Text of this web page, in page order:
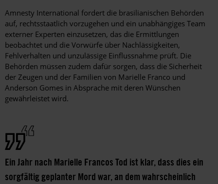
Amnesty International fordert die brasilianischen Behörden
auf, rechtsstaatlich vorzugehen und ein unabhängiges Team
externer Experten einzusetzen, das die Ermittlungen
beobachtet und die Vorwürfe über Nachlässigkeiten,
Fehlverhalten und unzulässige Einflussnahme prüft. Die
Behörden müssen zudem dafür sorgen, dass die Sicherheit
der Zeugen und der Familien von Marielle Franco und
Anderson Gomes in Absprache mit deren Wünschen
gewährleistet wird.
Ein Jahr nach Marielle Francos Tod ist klar, dass dies ein
sorgfältig geplanter Mord war, an dem wahrscheinlich